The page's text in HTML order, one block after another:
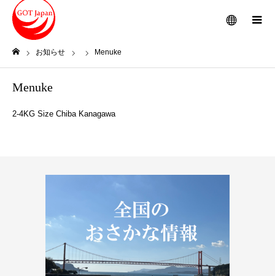
メニュー
お知らせ Menuke
Menuke
2-4KG Size Chiba Kanagawa